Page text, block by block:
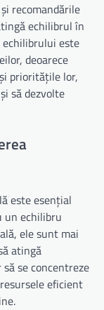
recomandările
echilibrul în
echilibrului este
deoarece
prioritățile lor,
să dezvolte
este esențial
un echilibru
ele sunt mai
atingă
se concentreze
eficient